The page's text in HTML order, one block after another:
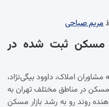
مریم صباحی
قرارداد مسکن ثبت شده در
املاک، داوود بیگی‌نژاد،
حدود 3400 قرارداد مسکن در مناطق مختلف تهران به
روند رو به رشد بازار مسکن